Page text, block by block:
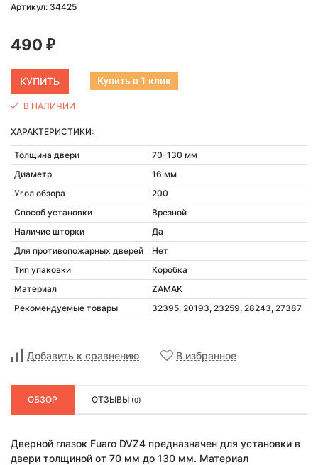
Артикул: 34425
490 ₽
Купить в 1 клик
В НАЛИЧИИ
ХАРАКТЕРИСТИКИ:
Толщина двери
70-130 мм
Диаметр
16 мм
Угол обзора
200
Способ установки
Врезной
Наличие шторки
Да
Для противопожарных дверей
Нет
Тип упаковки
Коробка
Материал
ZAMAK
Рекомендуемые товары
32395, 20193, 23259, 28243, 27387
Добавить к сравнению В избранное
ОБЗОР ОТЗЫВЫ (0)
Дверной глазок Fuaro DVZ4 предназначен для установки в
двери толщиной от 70 мм до 130 мм. Материал